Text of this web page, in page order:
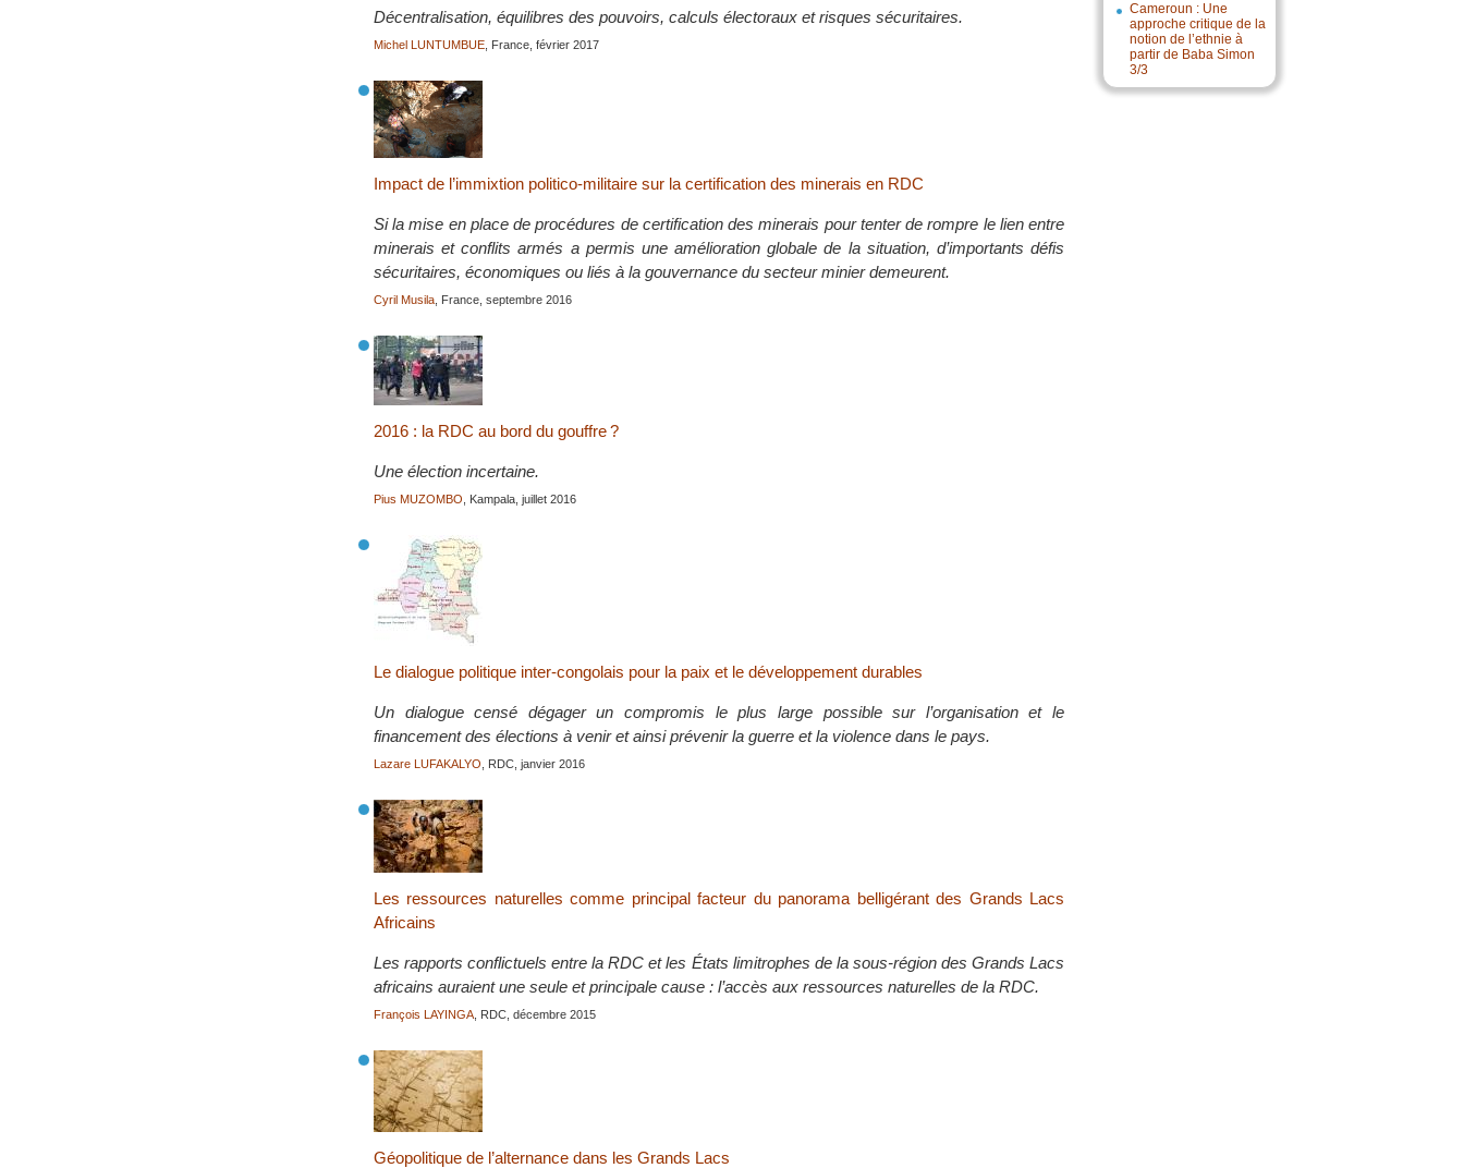
Cameroun : Une
approche critique de la
notion de l’ethnie à
partir de Baba Simon
3/3
Décentralisation, équilibres des pouvoirs, calculs électoraux et risques sécuritaires.
Michel LUNTUMBUE , France, février 2017
Impact de l’immixtion politico-militaire sur la certification des minerais en RDC
Si la mise en place de procédures de certification des minerais pour tenter de rompre le lien entre
minerais et conflits armés a permis une amélioration globale de la situation, d’importants défis
sécuritaires, économiques ou liés à la gouvernance du secteur minier demeurent.
Cyril Musila , France, septembre 2016
2016 : la RDC au bord du gouffre ?
Une élection incertaine.
Pius MUZOMBO , Kampala, juillet 2016
Le dialogue politique inter-congolais pour la paix et le développement durables
Un dialogue censé dégager un compromis le plus large possible sur l’organisation et le
financement des élections à venir et ainsi prévenir la guerre et la violence dans le pays.
Lazare LUFAKALYO , RDC, janvier 2016
Les ressources naturelles comme principal facteur du panorama belligérant des Grands Lacs
Africains
Les rapports conflictuels entre la RDC et les États limitrophes de la sous-région des Grands Lacs
africains auraient une seule et principale cause : l’accès aux ressources naturelles de la RDC.
François LAYINGA , RDC, décembre 2015
Géopolitique de l’alternance dans les Grands Lacs